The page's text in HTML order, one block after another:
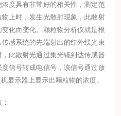
度具有非常好的相关性，测定范
上时，发生光散射现象，此散射
化而变化。颗粒物分析仪就是根
感系统的先端射出的红外线光束
此散射光通过集光镜到达传感器
度信号转成电信号，该信号通过放
显示器上显示出颗粒物的浓度。